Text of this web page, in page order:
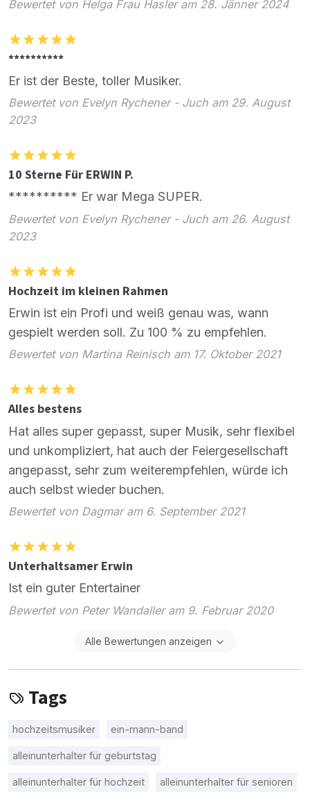
Bewertet von Helga Frau Hasler am 28. Jänner 2024
**********
Er ist der Beste, toller Musiker.
Bewertet von Evelyn Rychener - Juch am 29. August
2023
10 Sterne Für ERWIN P.
********** Er war Mega SUPER.
Bewertet von Evelyn Rychener - Juch am 26. August
2023
Hochzeit im kleinen Rahmen
Erwin ist ein Profi und weiß genau was, wann
gespielt werden soll. Zu 100 % zu empfehlen.
Bewertet von Martina Reinisch am 17. Oktober 2021
Alles bestens
Hat alles super gepasst, super Musik, sehr flexibel
und unkompliziert, hat auch der Feiergesellschaft
angepasst, sehr zum weiterempfehlen, würde ich
auch selbst wieder buchen.
Bewertet von Dagmar am 6. September 2021
Unterhaltsamer Erwin
Ist ein guter Entertainer
Bewertet von Peter Wandaller am 9. Februar 2020
Alle Bewertungen anzeigen
Tags
hochzeitsmusiker ein-mann-band
alleinunterhalter für geburtstag
alleinunterhalter für hochzeit alleinunterhalter für senioren